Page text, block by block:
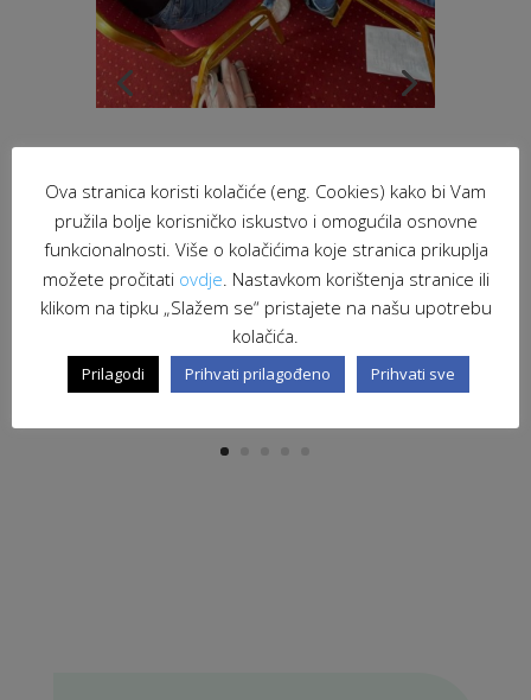
Ova stranica koristi kolačiće (eng. Cookies) kako bi Vam
pružila bolje korisničko iskustvo i omogućila osnovne
funkcionalnosti. Više o kolačićima koje stranica prikuplja
možete pročitati ovdje . Nastavkom korištenja stranice ili
klikom na tipku „Slažem se“ pristajete na našu upotrebu
kolačića.
Prilagodi Prihvati prilagođeno Prihvati sve